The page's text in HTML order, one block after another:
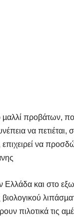
µαλλί προβάτων,
να πετιέται,
να
Ελλάδα και στο
πιλοτικά τις